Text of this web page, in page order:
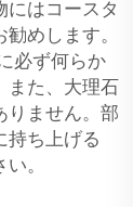
にはコースタ
めします。
必ず何らか
また、大理石
りません。部
持ち上げる
。